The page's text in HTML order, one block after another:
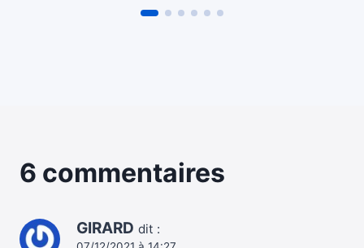
6 commentaires
GIRARD dit :